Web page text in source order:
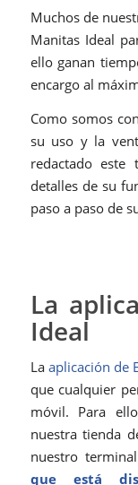
Muchos de
Manitas Ideal
ello ganan
encargo al
Como somos
su uso y la
redactado
detalles de su
paso a paso de
La
Ideal
La aplicación de
que cualquier
móvil. Para
nuestra tienda
nuestro
que está